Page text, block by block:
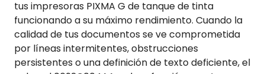
tus impresoras PIXMA G de tanque de tinta
funcionando a su máximo rendimiento. Cuando la
calidad de tus documentos se ve comprometida
por líneas intermitentes, obstrucciones
persistentes o una definición de texto deficiente, el